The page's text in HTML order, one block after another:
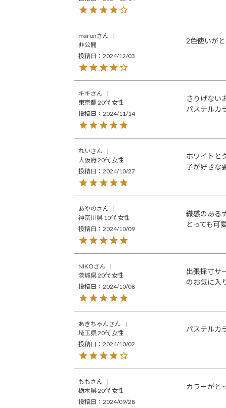
maron
非公開
投稿日
2024/12/03
2色使いが
キキ
東京都 20代 女性
投稿日
2024/11/14
さりげない
パステルカ
れい
大阪府20代 女性
投稿日
2024/10/27
ホワイトと
子が好きな
あやの
神奈川県 10代 女性
投稿日
2024/10/09
織感のある
とっても可
NIKO
茨城県20代 女性
投稿日
2024/10/08
出張採寸サ
のお気に入
あきちゃん
埼玉県20代 女性
投稿日
2024/10/02
パステルカ
もも
栃木県20代 女性
投稿日
2024/09/28
カラーがと